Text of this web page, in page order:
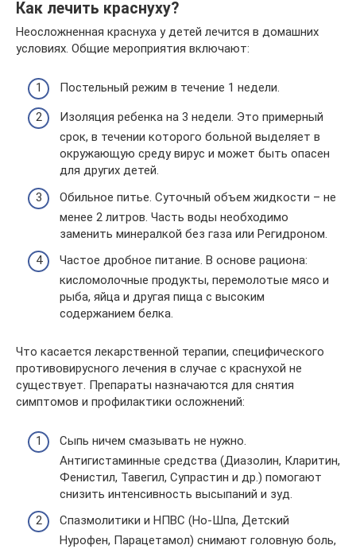
Как лечить краснуху?
Неосложненная краснуха у детей лечится в домашних
условиях. Общие мероприятия включают:
Постельный режим в течение 1 недели.
Изоляция ребенка на 3 недели. Это примерный
срок, в течении которого больной выделяет в
окружающую среду вирус и может быть опасен
для других детей.
Обильное питье. Суточный объем жидкости – не
менее 2 литров. Часть воды необходимо
заменить минералкой без газа или Регидроном.
Частое дробное питание. В основе рациона:
кисломолочные продукты, перемолотые мясо и
рыба, яйца и другая пища с высоким
содержанием белка.
Что касается лекарственной терапии, специфического
противовирусного лечения в случае с краснухой не
существует. Препараты назначаются для снятия
симптомов и профилактики осложнений:
Сыпь ничем смазывать не нужно.
Антигистаминные средства (Диазолин, Кларитин,
Фенистил, Тавегил, Супрастин и др.) помогают
снизить интенсивность высыпаний и зуд.
Спазмолитики и НПВС (Но-Шпа, Детский
Нурофен, Парацетамол) снимают головную боль,